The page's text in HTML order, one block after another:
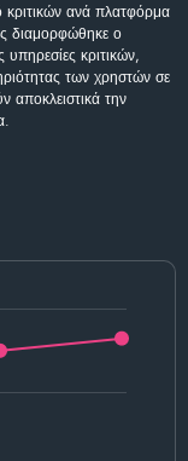
κριτικών ανά πλατφόρμα
διαμορφώθηκε ο
υπηρεσίες κριτικών,
των χρηστών σε
αποκλειστικά την